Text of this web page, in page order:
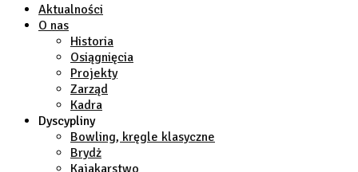
Aktualności
O nas
Historia
Osiągnięcia
Projekty
Zarząd
Kadra
Dyscypliny
Bowling, kręgle klasyczne
Brydż
Kajakarstwo